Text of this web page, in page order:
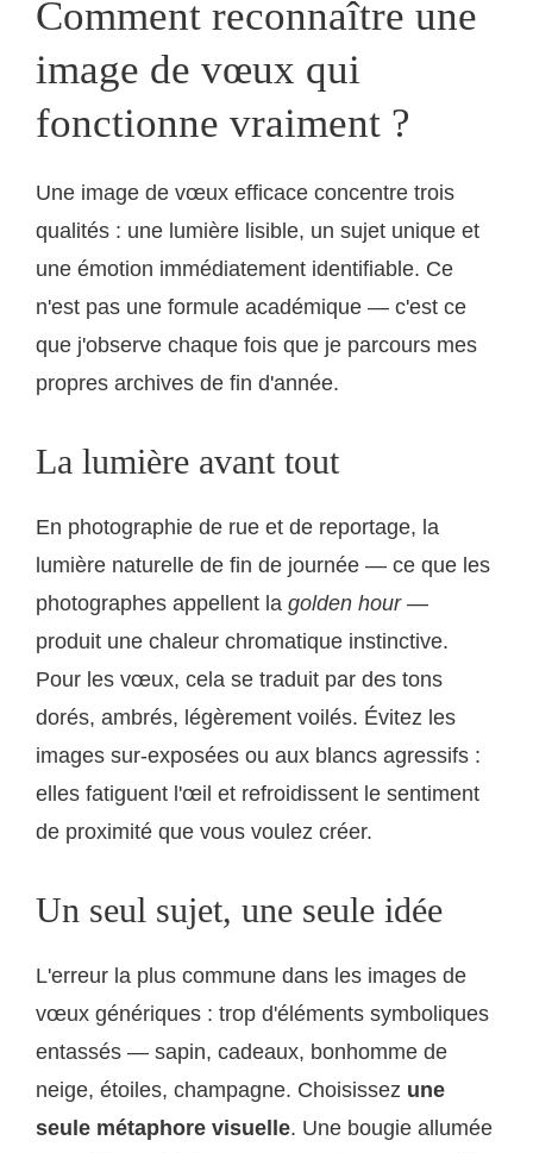
Comment reconnaître une
image de vœux qui
fonctionne vraiment ?
Une image de vœux efficace concentre trois
qualités : une lumière lisible, un sujet unique et
une émotion immédiatement identifiable. Ce
n'est pas une formule académique — c'est ce
que j'observe chaque fois que je parcours mes
propres archives de fin d'année.
La lumière avant tout
En photographie de rue et de reportage, la
lumière naturelle de fin de journée — ce que les
photographes appellent la golden hour—
produit une chaleur chromatique instinctive.
Pour les vœux, cela se traduit par des tons
dorés, ambrés, légèrement voilés. Évitez les
images sur-exposées ou aux blancs agressifs :
elles fatiguent l'œil et refroidissent le sentiment
de proximité que vous voulez créer.
Un seul sujet, une seule idée
L'erreur la plus commune dans les images de
vœux génériques : trop d'éléments symboliques
entassés — sapin, cadeaux, bonhomme de
neige, étoiles, champagne. Choisissez une
seule métaphore visuelle. Une bougie allumée